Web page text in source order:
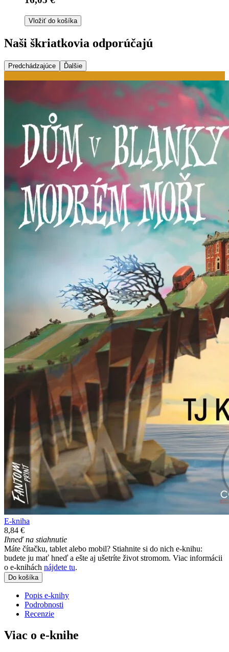
Vložiť do košíka
Naši škriatkovia odporúčajú
Predchádzajúce Ďalšie
E-kniha
8,84 €
Ihneď na stiahnutie
Máte čítačku, tablet alebo mobil? Stiahnite si do nich e-knihu:
budete ju mať hneď a ešte aj ušetríte život stromom. Viac informácii
o e-knihách nájdete tu.
Do košíka
Popis e-knihy
Podrobnosti
Recenzie
Viac o e-knihe